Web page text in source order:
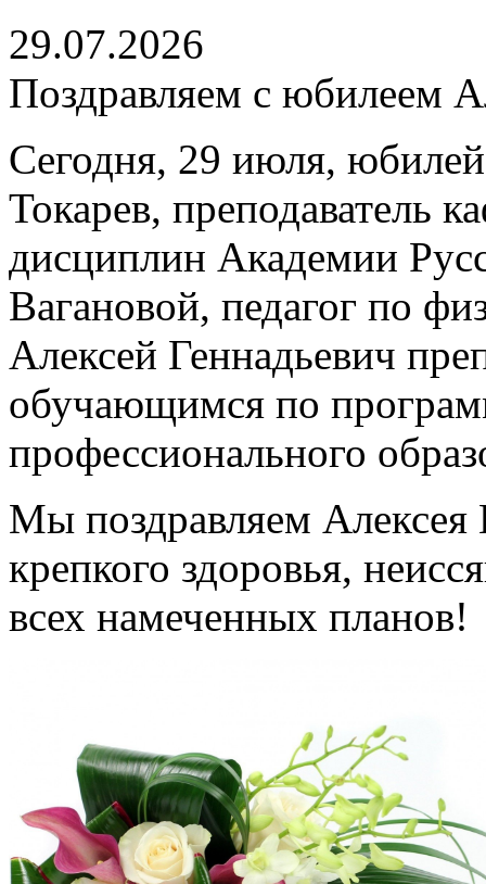
29.07.2026
Поздравляем с юбилеем
Сегодня, 29 июля,
Токарев, преподаватель
дисциплин Академии
Вагановой, педагог по
Алексей Геннадьевич
обучающимся по
профессионального
Мы поздравляем Алексея
крепкого здоровья,
всех намеченных планов!